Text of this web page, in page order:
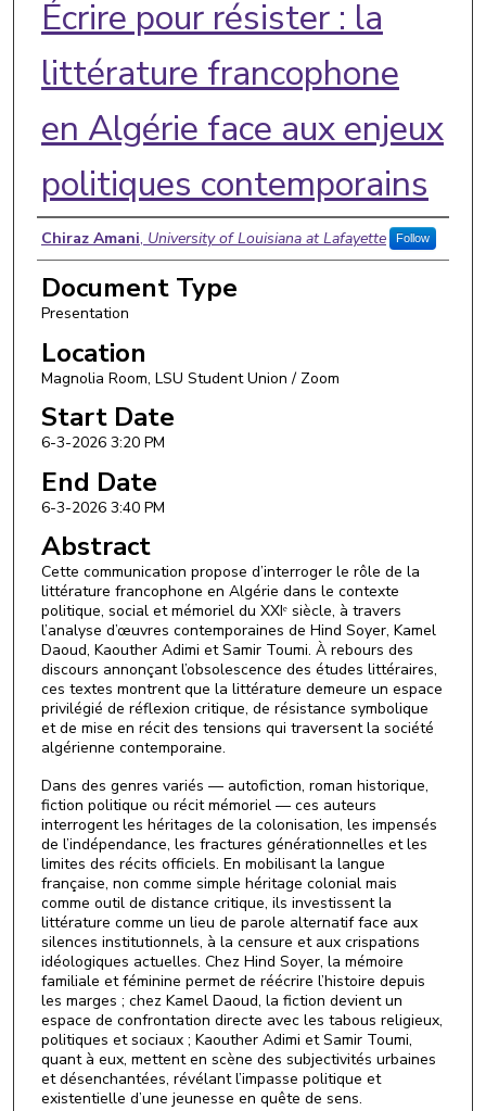
Écrire pour résister : la
littérature francophone
en Algérie face aux enjeux
politiques contemporains
Presenter Information
Chiraz Amani, University of Louisiana at Lafayette Follow
Document Type
Presentation
Location
Magnolia Room, LSU Student Union / Zoom
Start Date
6-3-2026 3:20 PM
End Date
6-3-2026 3:40 PM
Abstract
Cette communication propose d’interroger le rôle de la
littérature francophone en Algérie dans le contexte
politique, social et mémoriel du XXIᵉ siècle, à travers
l’analyse d’œuvres contemporaines de Hind Soyer, Kamel
Daoud, Kaouther Adimi et Samir Toumi. À rebours des
discours annonçant l’obsolescence des études littéraires,
ces textes montrent que la littérature demeure un espace
privilégié de réflexion critique, de résistance symbolique
et de mise en récit des tensions qui traversent la société
algérienne contemporaine.
Dans des genres variés — autofiction, roman historique,
fiction politique ou récit mémoriel — ces auteurs
interrogent les héritages de la colonisation, les impensés
de l’indépendance, les fractures générationnelles et les
limites des récits officiels. En mobilisant la langue
française, non comme simple héritage colonial mais
comme outil de distance critique, ils investissent la
littérature comme un lieu de parole alternatif face aux
silences institutionnels, à la censure et aux crispations
idéologiques actuelles. Chez Hind Soyer, la mémoire
familiale et féminine permet de réécrire l’histoire depuis
les marges ; chez Kamel Daoud, la fiction devient un
espace de confrontation directe avec les tabous religieux,
politiques et sociaux ; Kaouther Adimi et Samir Toumi,
quant à eux, mettent en scène des subjectivités urbaines
et désenchantées, révélant l’impasse politique et
existentielle d’une jeunesse en quête de sens.